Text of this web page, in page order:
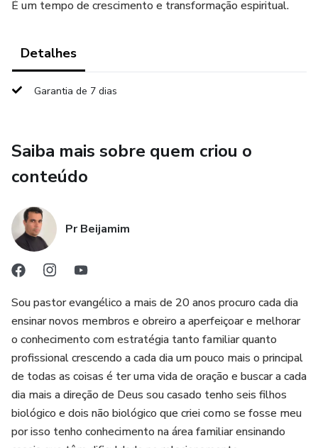
É um tempo de crescimento e transformação espiritual.
Detalhes
Garantia de 7 dias
Saiba mais sobre quem criou o
conteúdo
Pr Beijamim
Sou pastor evangélico a mais de 20 anos procuro cada dia
ensinar novos membros e obreiro a aperfeiçoar e melhorar
o conhecimento com estratégia tanto familiar quanto
profissional crescendo a cada dia um pouco mais o principal
de todas as coisas é ter uma vida de oração e buscar a cada
dia mais a direção de Deus sou casado tenho seis filhos
biológico e dois não biológico que criei como se fosse meu
por isso tenho conhecimento na área familiar ensinando